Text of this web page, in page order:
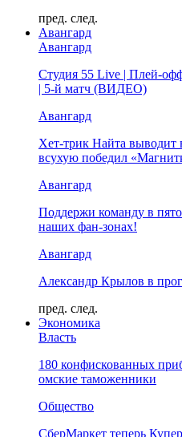
пред. след.
Авангард
Авангард
Студия 55 Live | Плей-
| 5-й матч (ВИДЕО)
Авангард
Хет-трик Найта выводит
всухую победил
Авангард
Поддержи команду в
наших фан-зонах!
Авангард
Александр Крылов в
пред. след.
Экономика
Власть
180 конфискованных
омские таможенники
Общество
СберМаркет теперь Купер